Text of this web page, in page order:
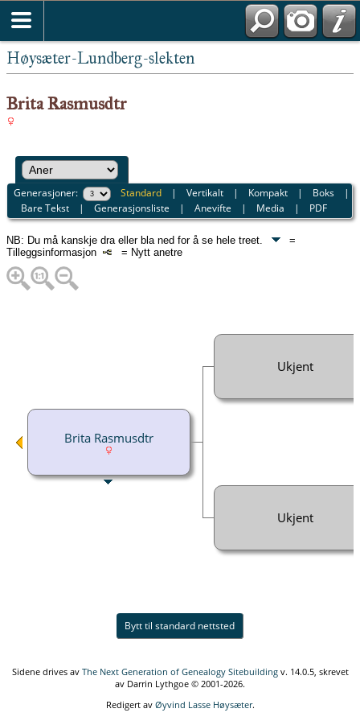
Høysæter-Lundberg-slekten
Brita Rasmusdtr
Generasjoner: Standard |Vertikalt | Kompakt | Boks |
Bare Tekst |Generasjonsliste |Anevifte | Media | PDF
NB: Du må kanskje dra eller bla ned for å se hele treet.
=
Tilleggsinformasjon
= Nytt anetre
Brita Rasmusdtr
Ukjent
Ukjent
Bytt til standard nettsted
Sidene drives av The Next Generation of Genealogy Sitebuildingv. 14.0.5, skrevet
av Darrin Lythgoe © 2001-2026.
Redigert av Øyvind Lasse Høysæter.